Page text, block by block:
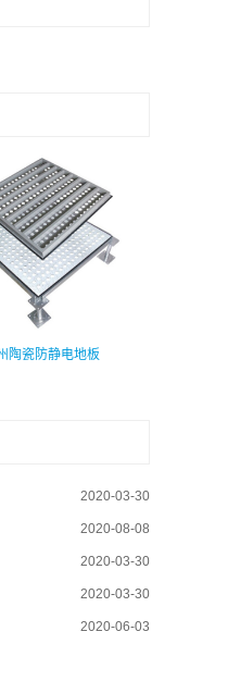
陶瓷防静电地板
2020-03-30
2020-08-08
2020-03-30
2020-03-30
2020-06-03